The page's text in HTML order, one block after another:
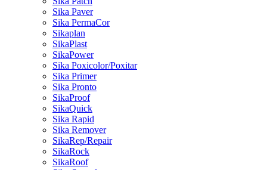
Sika Paver
Sika PermaCor
Sikaplan
SikaPlast
SikaPower
Sika Poxicolor/Poxitar
Sika Primer
Sika Pronto
SikaProof
SikaQuick
Sika Rapid
Sika Remover
SikaRep/Repair
SikaRock
SikaRoof